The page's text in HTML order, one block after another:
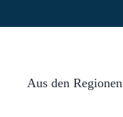
Aus den Regionen